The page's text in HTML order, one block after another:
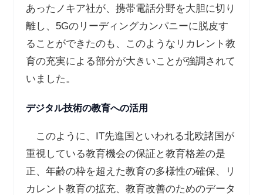
あったノキア社が、携帯電話分野を大胆に切り
離し、5Gのリーディングカンパニーに脱皮す
ることができたのも、このようなリカレント教
育の充実による部分が大きいことが強調されて
いました。
デジタル技術の教育への活用
このように、IT先進国といわれる北欧諸国が
重視している教育機会の保証と教育格差の是
正、年齢の枠を超えた教育の多様性の確保、リ
カレント教育の拡充、教育改善のためのデータ